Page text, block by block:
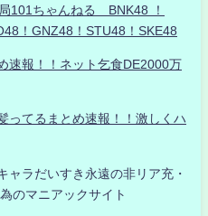
101ちゃんねる BNK48 ！
！GNZ48！STU48！SKE48
速報！！ネット乞食DE2000万
ってるまとめ速報！！激しくハ
ャラだいすき永遠の非リア充・
のマニアックサイト